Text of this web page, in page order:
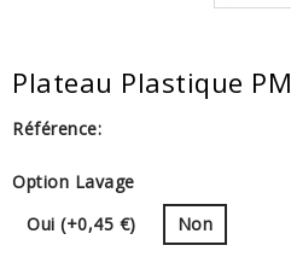
Plateau Plastique PM
Référence:
Option Lavage
Oui (+0,45 €)
Non